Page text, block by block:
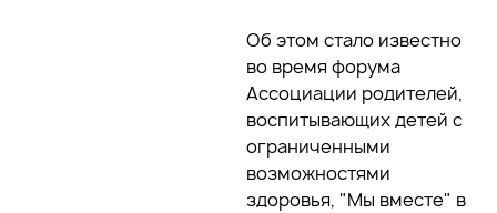
Об этом стало известно
во время форума
Ассоциации родителей,
воспитывающих детей с
ограниченными
возможностями
здоровья, "Мы вместе" в